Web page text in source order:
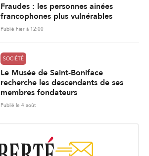
Fraudes : les personnes ainées
francophones plus vulnérables
Publié hier à 12:00
SOCIÉTÉ
Le Musée de Saint-Boniface
recherche les descendants de ses
membres fondateurs
Publié le 4 août